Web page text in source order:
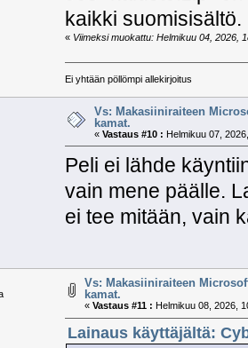
kaikki suomisisältö.
« Viimeksi muokattu: Helmikuu 04, 2026,
Ei yhtään pöllömpi allekirjoitus
Vs: Makasiiniraiteen
kamat.
« Vastaus #10 : Helmikuu 07,
Peli ei lähde
vain mene päälle.
ei tee mitään, vain
Vs: Makasiiniraiteen
kamat.
« Vastaus #11 : Helmikuu 08, 2026,
Lainaus käyttäjältä: